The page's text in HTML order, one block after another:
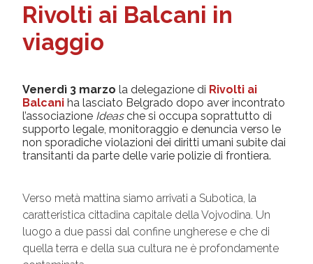
Rivolti ai Balcani in
viaggio
Venerdì 3 marzo la delegazione di Rivolti ai
Balcani ha lasciato Belgrado dopo aver incontrato
l’associazione Ideasche si occupa soprattutto di
supporto legale, monitoraggio e denuncia verso le
non sporadiche violazioni dei diritti umani subite dai
transitanti da parte delle varie polizie di frontiera.
Verso metà mattina siamo arrivati a Subotica, la
caratteristica cittadina capitale della Vojvodina. Un
luogo a due passi dal confine ungherese e che di
quella terra e della sua cultura ne è profondamente